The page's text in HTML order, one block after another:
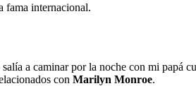
fama internacional.
a caminar por la noche con mi papá
con Marilyn Monroe.